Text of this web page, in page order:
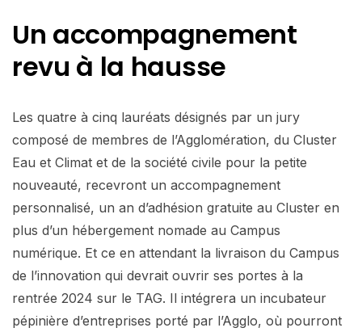
Un accompagnement
revu à la hausse
Les quatre à cinq lauréats désignés par un jury
composé de membres de l’Agglomération, du Cluster
Eau et Climat et de la société civile pour la petite
nouveauté, recevront un accompagnement
personnalisé, un an d’adhésion gratuite au Cluster en
plus d’un hébergement nomade au Campus
numérique. Et ce en attendant la livraison du Campus
de l’innovation qui devrait ouvrir ses portes à la
rentrée 2024 sur le TAG. Il intégrera un incubateur
pépinière d’entreprises porté par l’Agglo, où pourront